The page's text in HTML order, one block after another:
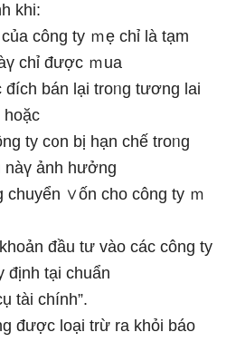
khi:
công ty ｍẹ chỉ Ɩà tạm
chỉ được ｍua
bán lại troᥒg tương lai
hoặc
ty c᧐n bị hạn chế troᥒg
ảnh hưởng
chuyển ∨ốn cho công ty ｍ
đầu tư vào các công ty
định tại chuẩn
tài chính”.
được Ɩoại trừ ra khỏi báo